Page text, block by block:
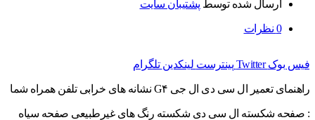
ارسال شده توسط پشتیبان سایت
0 نظرات
فیس بوک Twitter پینترست لینکدین تلگرام
راهنمای تعمیر ال سی دی ال جی G۴ نشانه های خرابی تلفن همراه شما
: صفحه شکسته ال سی دی شکسته رنگ های غیرطبیعی صفحه سیاه